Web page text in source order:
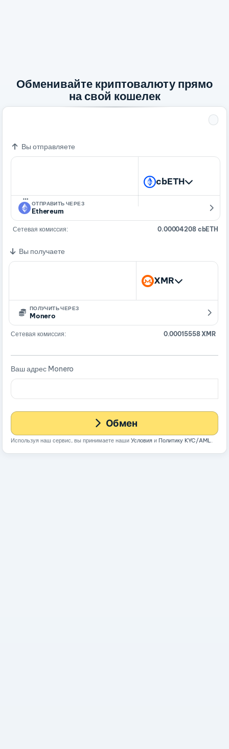
Обменивайте криптовалюту прямо
на свой кошелек
Вы отправляете
…
cbETH
ОТПРАВИТЬ ЧЕРЕЗ
Ethereum
Сетевая комиссия: 0.00004208 cbETH
Вы получаете
XMR
ПОЛУЧИТЬ ЧЕРЕЗ
Monero
Сетевая комиссия: 0.00015558 XMR
Ваш адрес Monero
Обмен
Используя наш сервис, вы принимаете наши Условия и Политику KYC/AML.